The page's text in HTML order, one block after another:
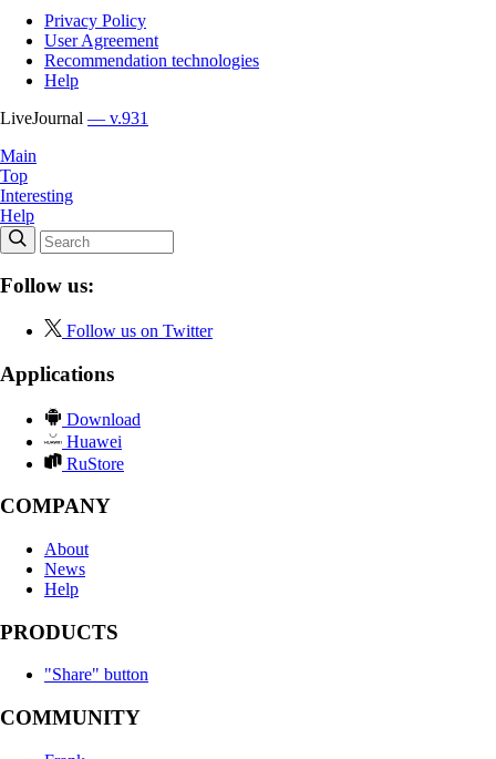
Privacy Policy
User Agreement
Recommendation technologies
Help
LiveJournal — v.931
Main
Top
Interesting
Help
Follow us:
Follow us on Twitter
Applications
Download
Huawei
RuStore
COMPANY
About
News
Help
PRODUCTS
"Share" button
COMMUNITY